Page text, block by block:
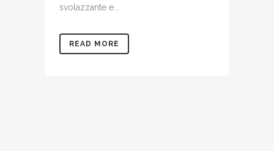
svolazzante e...
READ MORE